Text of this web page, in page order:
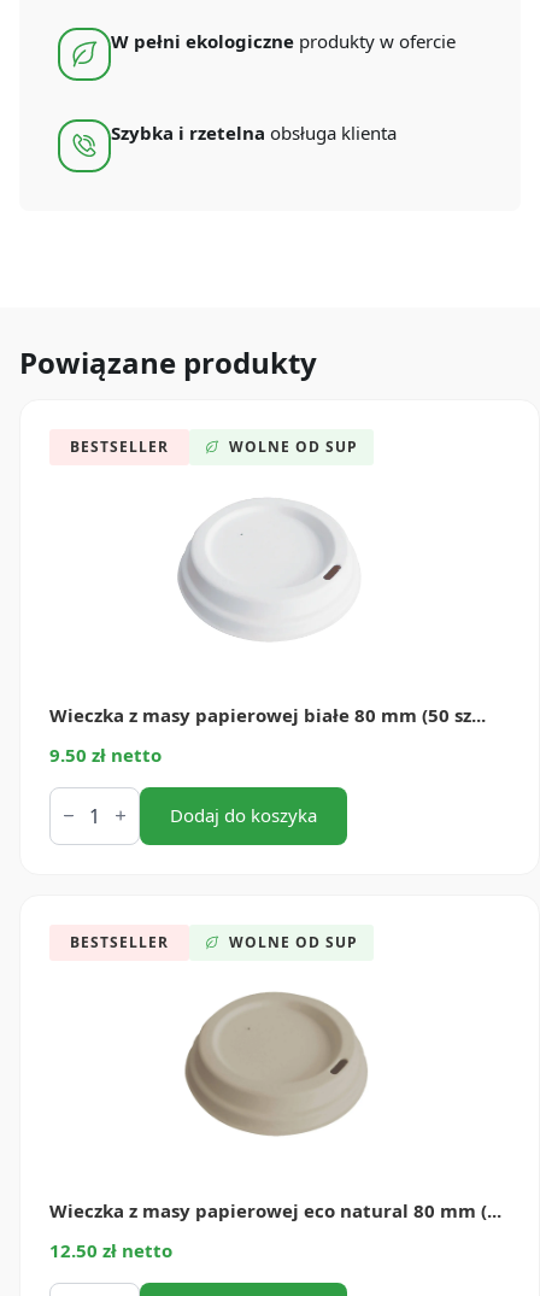
W pełni ekologiczne produkty w ofercie
Szybka i rzetelna obsługa klienta
Powiązane produkty
BESTSELLER WOLNE OD SUP
Wieczka z masy papierowej białe 80 mm (50 sz...
9.50 zł netto
ilość
Wieczka
z
masy
mm
(50
Dodaj do koszyka
BESTSELLER WOLNE OD SUP
Wieczka z masy papierowej eco natural 80 mm (...
12.50 zł netto